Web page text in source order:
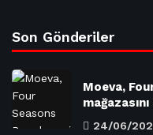
Son Gönderiler
Moeva,
24/06/